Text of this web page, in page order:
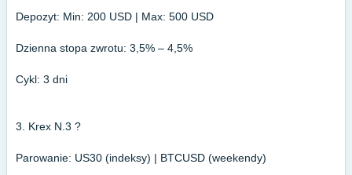
Depozyt: Min: 200 USD | Max: 500 USD
Dzienna stopa zwrotu: 3,5% – 4,5%
Cykl: 3 dni
3. Krex N.3 ?️
Parowanie: US30 (indeksy) | BTCUSD (weekendy)